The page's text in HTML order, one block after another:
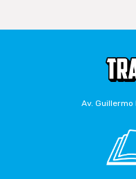
Av. Guillermo